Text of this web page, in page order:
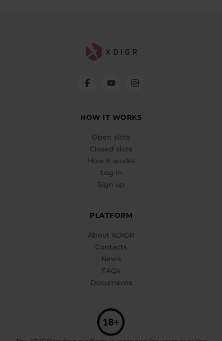
HOW IT WORKS
Open slots
Closed slots
How it works
Log in
Sign up
PLATFORM
About XDIGR
Contacts
News
FAQs
Documents